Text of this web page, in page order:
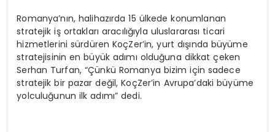
Romanya’nın, halihazırda 15 ülkede konumlanan
stratejik iş ortakları aracılığıyla uluslararası ticari
hizmetlerini sürdüren KoçZer’in, yurt dışında büyüme
stratejisinin en büyük adımı olduğuna dikkat çeken
Serhan Turfan, “Çünkü Romanya bizim için sadece
stratejik bir pazar değil, KoçZer’in Avrupa’daki büyüme
yolculuğunun ilk adımı” dedi.